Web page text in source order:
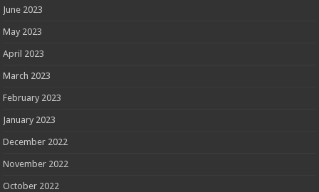
June 2023
May 2023
April 2023
March 2023
February 2023
January 2023
December 2022
November 2022
October 2022